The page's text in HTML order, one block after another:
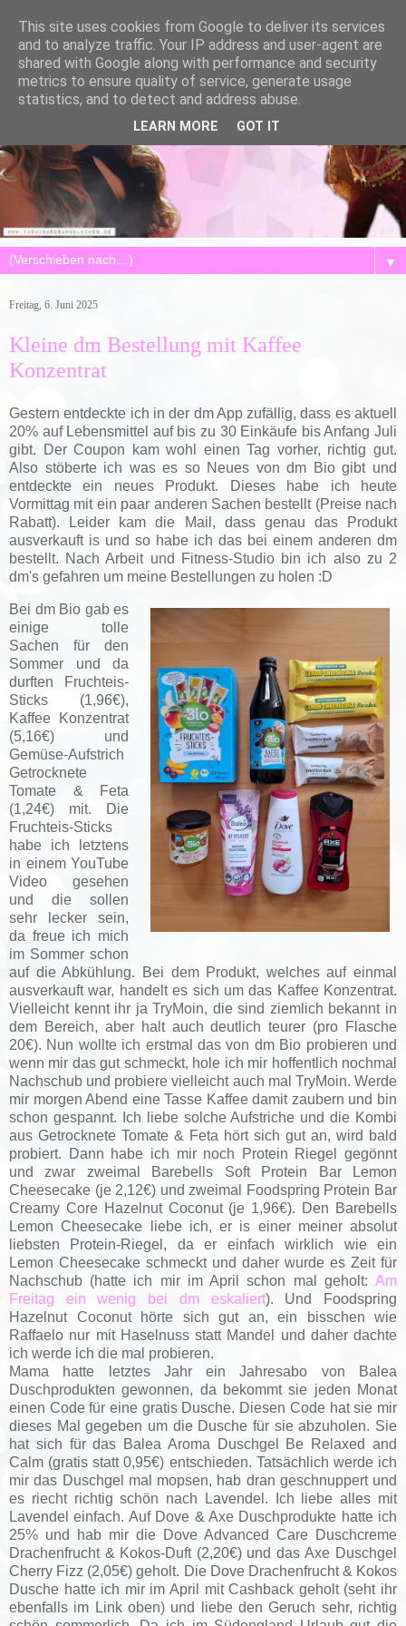
▼
Freitag, 6. Juni 2025
Kleine dm Bestellung mit Kaffee
Konzentrat
Gestern entdeckte ich in der dm App zufällig, dass es aktuell
20% auf Lebensmittel auf bis zu 30 Einkäufe bis Anfang Juli
gibt. Der Coupon kam wohl einen Tag vorher, richtig gut.
Also stöberte ich was es so Neues von dm Bio gibt und
entdeckte ein neues Produkt. Dieses habe ich heute
Vormittag mit ein paar anderen Sachen bestellt (Preise nach
Rabatt). Leider kam die Mail, dass genau das Produkt
ausverkauft is und so habe ich das bei einem anderen dm
bestellt. Nach Arbeit und Fitness-Studio bin ich also zu 2
dm's gefahren um meine Bestellungen zu holen :D
Bei dm Bio gab es
einige tolle
Sachen für den
Sommer und da
durften Fruchteis-
Sticks (1,96€),
Kaffee Konzentrat
(5,16€) und
Gemüse-Aufstrich
Getrocknete
Tomate & Feta
(1,24€) mit. Die
Fruchteis-Sticks
habe ich letztens
in einem YouTube
Video gesehen
und die sollen
sehr lecker sein,
da freue ich mich
im Sommer schon
auf die Abkühlung. Bei dem Produkt, welches auf einmal
ausverkauft war, handelt es sich um das Kaffee Konzentrat.
Vielleicht kennt ihr ja TryMoin, die sind ziemlich bekannt in
dem Bereich, aber halt auch deutlich teurer (pro Flasche
20€). Nun wollte ich erstmal das von dm Bio probieren und
wenn mir das gut schmeckt, hole ich mir hoffentlich nochmal
Nachschub und probiere vielleicht auch mal TryMoin. Werde
mir morgen Abend eine Tasse Kaffee damit zaubern und bin
schon gespannt. Ich liebe solche Aufstriche und die Kombi
aus Getrocknete Tomate & Feta hört sich gut an, wird bald
probiert. Dann habe ich mir noch Protein Riegel gegönnt
und zwar zweimal Barebells Soft Protein Bar Lemon
Cheesecake (je 2,12€) und zweimal Foodspring Protein Bar
Creamy Core Hazelnut Coconut (je 1,96€). Den Barebells
Lemon Cheesecake liebe ich, er is einer meiner absolut
liebsten Protein-Riegel, da er einfach wirklich wie ein
Lemon Cheesecake schmeckt und daher wurde es Zeit für
Nachschub (hatte ich mir im April schon mal geholt: Am
Freitag ein wenig bei dm eskaliert). Und Foodspring
Hazelnut Coconut hörte sich gut an, ein bisschen wie
Raffaelo nur mit Haselnuss statt Mandel und daher dachte
ich werde ich die mal probieren.
Mama hatte letztes Jahr ein Jahresabo von Balea
Duschprodukten gewonnen, da bekommt sie jeden Monat
einen Code für eine gratis Dusche. Diesen Code hat sie mir
dieses Mal gegeben um die Dusche für sie abzuholen. Sie
hat sich für das Balea Aroma Duschgel Be Relaxed and
Calm (gratis statt 0,95€) entschieden. Tatsächlich werde ich
mir das Duschgel mal mopsen, hab dran geschnuppert und
es riecht richtig schön nach Lavendel. Ich liebe alles mit
Lavendel einfach. Auf Dove & Axe Duschprodukte hatte ich
25% und hab mir die Dove Advanced Care Duschcreme
Drachenfrucht & Kokos-Duft (2,20€) und dasAxe Duschgel
Cherry Fizz (2,05€) geholt. Die Dove Drachenfrucht & Kokos
Dusche hatte ich mir im April mit Cashback geholt (seht ihr
ebenfalls im Link oben) und liebe den Geruch sehr, richtig
This site uses cookies from Google to deliver its services
and to analyze traffic. Your IP address and user-agent are
shared with Google along with performance and security
metrics to ensure quality of service, generate usage
statistics, and to detect and address abuse.
LEARN MORE GOT IT